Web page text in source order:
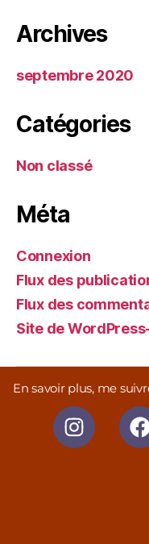
Archives
septembre 2020
Catégories
Non classé
Méta
Connexion
Flux des
Flux des
Site de
En savoir plus, me